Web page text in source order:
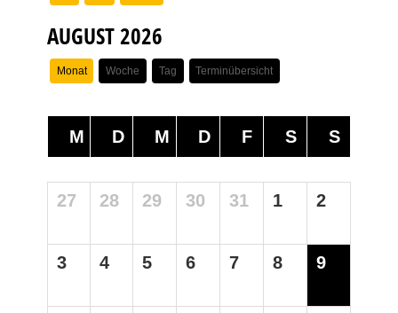
AUGUST 2026
Monat Woche Tag Terminübersicht
M D M D F S S
27 28 29 30 31 1 2
3 4 5 6 7 8 9